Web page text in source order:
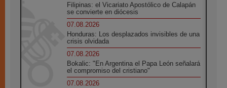
Filipinas: el Vicariato Apostólico de Calapán
se convierte en diócesis
07.08.2026
Honduras: Los desplazados invisibles de una
crisis olvidada
07.08.2026
Bokalic: "En Argentina el Papa León señalará
el compromiso del cristiano"
07.08.2026